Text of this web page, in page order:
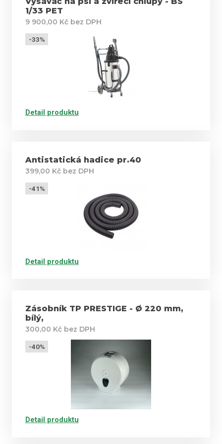
1/33 PET
9 900,00 Kč bez DPH
-33%
Detail produktu
Antistatická hadice pr.40
399,00 Kč bez DPH
-41%
Detail produktu
Zásobník TP PRESTIGE - Ø 220 mm,
bílý,
300,00 Kč bez DPH
-40%
Detail produktu